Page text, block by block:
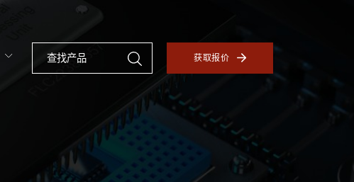
获取报价